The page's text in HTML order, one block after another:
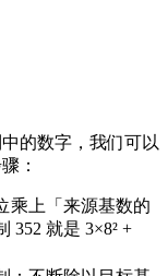
的数字，我们可以
：
乘上「来源基数的
352 就是 3×8² +